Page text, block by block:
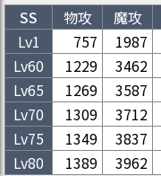
SS
物攻 魔攻
Lv1
757 1987
Lv60 1229 3462
Lv65 1269 3587
Lv70 1309 3712
Lv75 1349 3837
Lv80 1389 3962